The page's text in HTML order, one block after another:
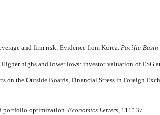
and firm risk: Evidence from Korea. Pacific-
Higher highs and lower lows: investor valuation of ESG
on the Outside Boards, Financial Stress in Foreign
portfolio optimization. Economics Letters, 111137.